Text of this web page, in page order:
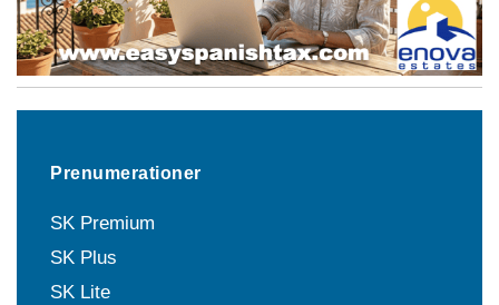
Prenumerationer
SK Premium
SK Plus
SK Lite